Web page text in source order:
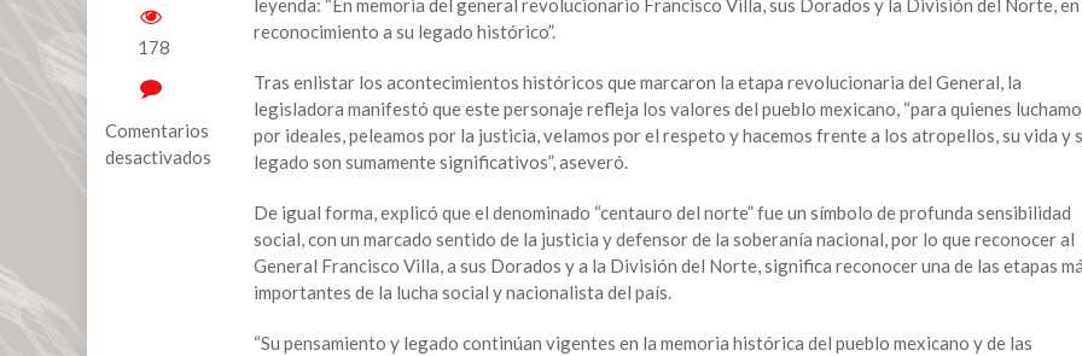
178
Comentarios
desactivados
leyenda: “En memoria del general revolucionario Francisco Villa, sus Dorados y la División del Norte, en
reconocimiento a su legado histórico”.
Tras enlistar los acontecimientos históricos que marcaron la etapa revolucionaria del General, la
legisladora manifestó que este personaje refleja los valores del pueblo mexicano, “para quienes
por ideales, peleamos por la justicia, velamos por el respeto y hacemos frente a los atropellos, su vida y
legado son sumamente significativos”, aseveró.
De igual forma, explicó que el denominado “centauro del norte” fue un símbolo de profunda sensibilidad
social, con un marcado sentido de la justicia y defensor de la soberanía nacional, por lo que reconocer al
General Francisco Villa, a sus Dorados y a la División del Norte, significa reconocer una de las etapas
importantes de la lucha social y nacionalista del país.
“Su pensamiento y legado continúan vigentes en la memoria histórica del pueblo mexicano y de las